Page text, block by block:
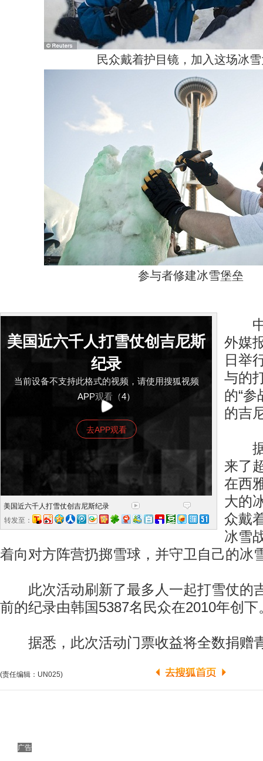
民众戴着护目镜，加入这场冰
参与者修建冰雪堡垒
美国近六千人打雪仗创吉尼斯
纪录
当前设备不支持此格式的视频，请使用搜狐视频
APP观看（4）
去APP观看
美国近六千人打雪仗创吉尼斯纪录
转发至：
中
外媒
日举
与的
的“参
的吉
据
来了
在西
大的
众戴
冰雪
着向对方阵营扔掷雪球，并守卫自己的冰
此次活动刷新了最多人一起打雪仗的
前的纪录由韩国5387名民众在2010年创下
据悉，此次活动门票收益将全数捐赠
(责任编辑：UN025)
广告